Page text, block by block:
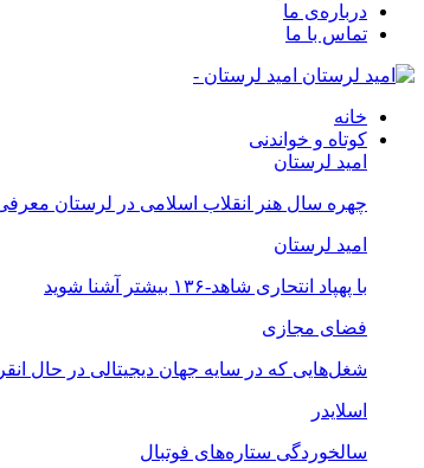
درباره‌ی ما
تماس با ما
امید لرستان -
خانه
کوتاه و خواندنی
امید لرستان
چهره سال هنر انقلاب اسلامی در لرستان
امید لرستان
با پهپاد انتحاری شاهد-۱۳۶ بیشتر آشنا شوید
فضای مجازی
شغل‌‌هایی که در سایه جهان دیجیتالی در حال
اسلایدر
سالخوردگی ستاره‌های فوتبال